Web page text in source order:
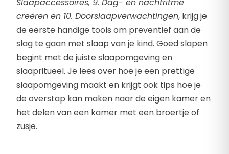
Slaapaccessoires, 9. Dag- en nachtritme
creëren en 10. Doorslaapverwachtingen, krijg je
de eerste handige tools om preventief aan de
slag te gaan met slaap van je kind. Goed slapen
begint met de juiste slaapomgeving en
slaapritueel. Je lees over hoe je een prettige
slaapomgeving maakt en krijgt ook tips hoe je
de overstap kan maken naar de eigen kamer en
het delen van een kamer met een broertje of
zusje.